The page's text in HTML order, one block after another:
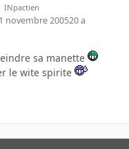
INpactien
novembre 200520 a
sa manette
le wite spirite